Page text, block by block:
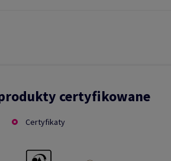
certyfikowane
Certyfikaty